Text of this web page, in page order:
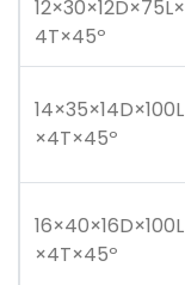
12×30×12D×75L×
4T×45º
14×35×14D×100L
×4T×45º
16×40×16D×100L
×4T×45º